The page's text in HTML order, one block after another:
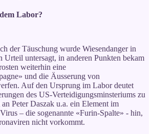
Labor?
der Täuschung wurde Wiesendanger in
Urteil untersagt, in anderen Punkten bekam
weiterhin eine
und die Äusserung von
Auf den Ursprung im Labor deutet
des US-Verteidigungsminsteriums zu
Peter Daszak u.a. ein Element im
– die sogenannte «Furin-Spalte» - hin,
nicht vorkommt.